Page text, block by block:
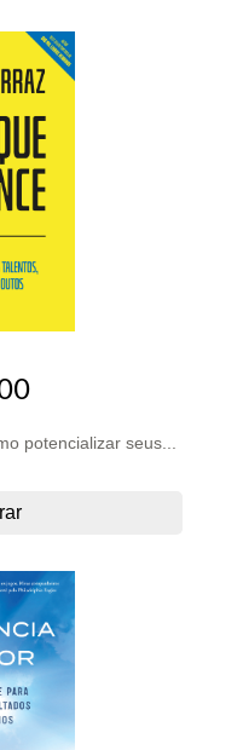
potencializar seus...